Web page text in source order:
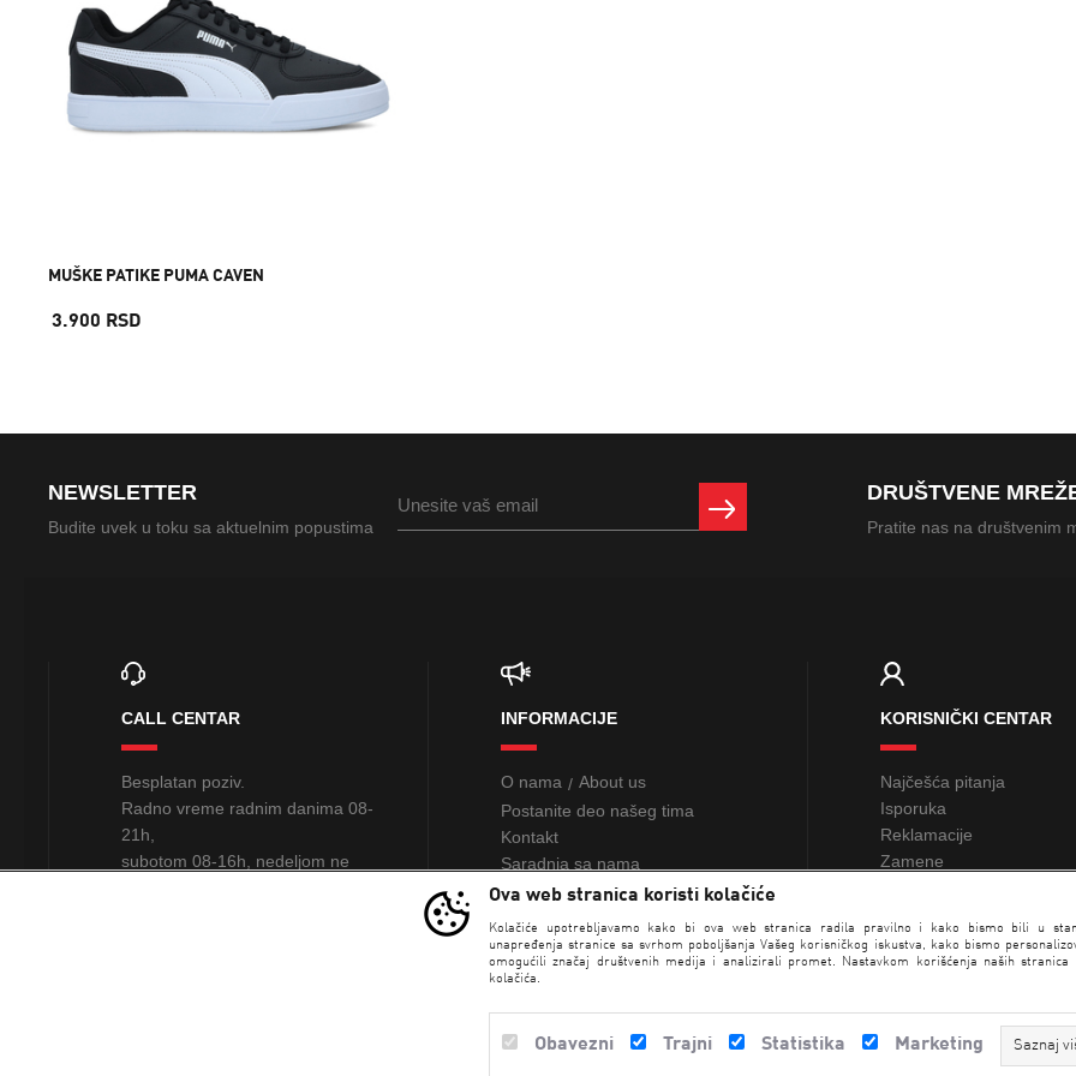
Ova web stranica koristi kolačiće
Kolačiće upotrebljavamo kako bi ova web stranica radila pravilno i kako bismo bili u
unapređenja stranice sa svrhom poboljšanja Vašeg korisničkog iskustva, kako bismo
omogućili značaj društvenih medija i analizirali promet. Nastavkom korišćenja naših stranica
kolačića.
Obavezni Trajni Statistika Marketing Saznaj
MUŠKE PATIKE PUMA CAVEN
3.900 RSD
NEWSLETTER
Budite uvek u toku sa aktuelnim popustima
DRUŠTVENE
Pratite nas na društvenim
CALL CENTAR
Besplatan poziv.
Radno vreme radnim danima 08-
21h,
subotom 08-16h, nedeljom ne
INFORMACIJE
O nama / About us
Postanite deo našeg tima
Kontakt
Saradnja sa nama
KORISNIČKI CENTAR
Najčešća pitanja
Isporuka
Reklamacije
Zamene
Loyalty